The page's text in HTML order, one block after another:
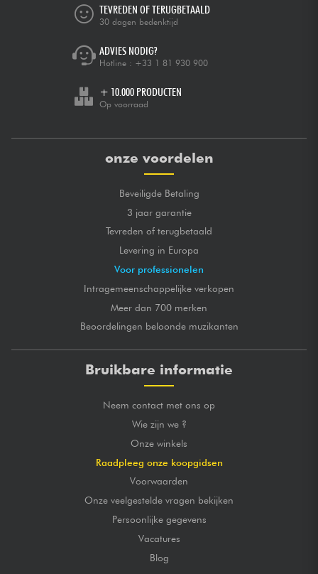
TEVREDEN OF TERUGBETAALD
30 dagen bedenktijd
ADVIES NODIG?
Hotline : +33 1 81 930 900
+ 10.000 PRODUCTEN
Op voorraad
onze voordelen
Beveiligde Betaling
3 jaar garantie
Tevreden of terugbetaald
Levering in Europa
Voor professionelen
Intragemeenschappelijke verkopen
Meer dan 700 merken
Beoordelingen beloonde muzikanten
Bruikbare informatie
Neem contact met ons op
Wie zijn we ?
Onze winkels
Raadpleeg onze koopgidsen
Voorwaarden
Onze veelgestelde vragen bekijken
Persoonlijke gegevens
Vacatures
Blog